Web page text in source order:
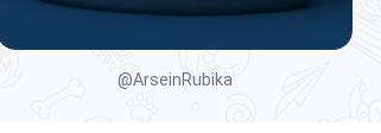
@ArseinRubika